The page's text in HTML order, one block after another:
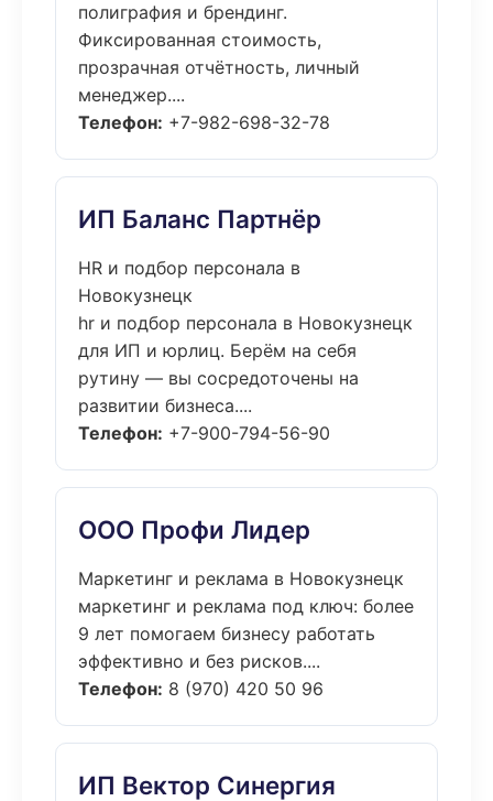
полиграфия и брендинг.
Фиксированная стоимость,
прозрачная отчётность, личный
менеджер....
Телефон: +7-982-698-32-78
ИП Баланс Партнёр
HR и подбор персонала в
Новокузнецк
hr и подбор персонала в Новокузнецк
для ИП и юрлиц. Берём на себя
рутину — вы сосредоточены на
развитии бизнеса....
Телефон: +7-900-794-56-90
ООО Профи Лидер
Маркетинг и реклама в Новокузнецк
маркетинг и реклама под ключ: более
9 лет помогаем бизнесу работать
эффективно и без рисков....
Телефон: 8 (970) 420 50 96
ИП Вектор Синергия